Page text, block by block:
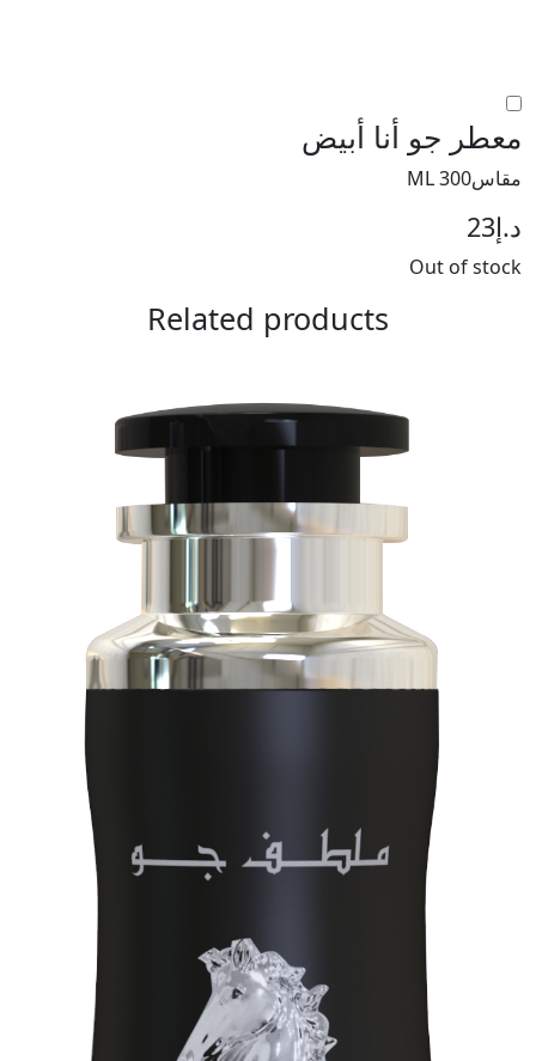
معطر جو أنا أبيض
مقاس300 ML
د.إ23
Out of stock
Related products